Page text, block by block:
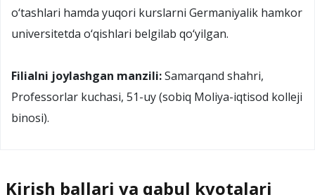
o‘tashlari hamda yuqori kurslarni Germaniyalik hamkor
universitetda o‘qishlari belgilab qo‘yilgan.
Filialni joylashgan manzili:Samarqand shahri,
Professorlar kuchasi, 51-uy (sobiq Moliya-iqtisod kolleji
binosi).
Kirish ballari va qabul kvotalari